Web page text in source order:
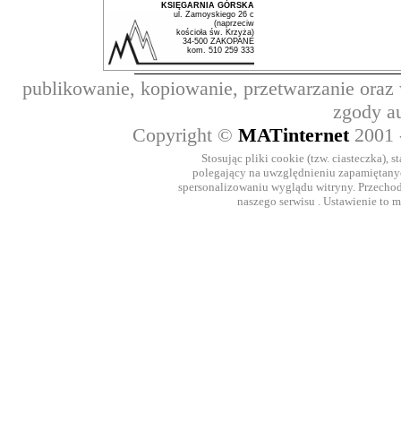
KSIĘGARNIA GÓRSKA
ul. Zamoyskiego 26 c
(naprzeciw
kościoła św. Krzyża)
34-500 ZAKOPANE
kom. 510 259 333
publikowanie, kopiowanie, przetwarzanie
zgody
Copyright © MATinternet
Stosując pliki cookie (tzw. ciasteczka),
polegający na uwzględnieniu
spersonalizowaniu wyglądu witryny.
naszego serwisu . Ustawienie to